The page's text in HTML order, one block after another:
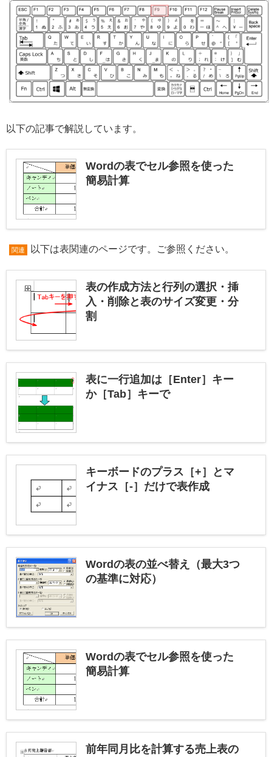
以下の記事で解説しています。
Wordの表でセル参照を使った
簡易計算
関連 以下は表関連のページです。ご参照ください。
表の作成方法と行列の選択・挿
入・削除と表のサイズ変更・分
割
表に一行追加は［Enter］キー
か［Tab］キーで
キーボードのプラス［+］とマ
イナス［-］だけで表作成
Wordの表の並べ替え（最大3つ
の基準に対応）
Wordの表でセル参照を使った
簡易計算
前年同月比を計算する売上表の